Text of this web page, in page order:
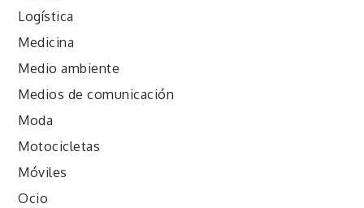
Logística
Medicina
Medio ambiente
Medios de comunicación
Moda
Motocicletas
Móviles
Ocio